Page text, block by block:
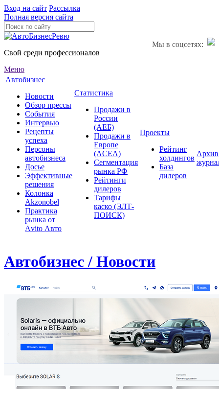
Вход на сайт Рассылка
Полная версия сайта
Мы в соцсетях:
Свой среди профессионалов
Меню
Автобизнес
Новости
Обзор прессы
События
Интервью
Рецепты
успеха
Персоны
автобизнеса
Досье
Эффективные
решения
Колонка
Akzonobel
Практика
рынка от
Аvito Авто
Статистика
Продажи в
России
(АЕБ)
Продажи в
Европе
(ACEA)
Сегментация
рынка РФ
Рейтинги
дилеров
Тарифы
каско (ЭЛТ-
ПОИСК)
Проекты
Рейтинг
холдингов
База
дилеров
Архив
Автобизнес / Новости